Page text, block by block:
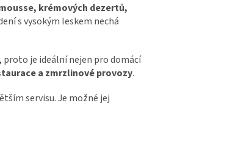
krémových dezertů,
s vysokým leskem nechá
je ideální nejen pro domácí
a zmrzlinové provozy.
servisu. Je možné jej